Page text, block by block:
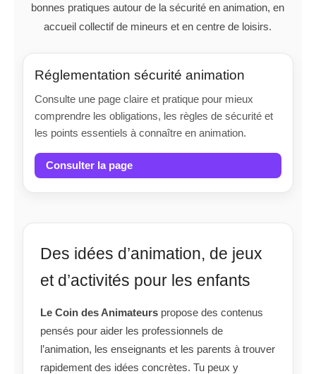
bonnes pratiques autour de la sécurité en animation, en
accueil collectif de mineurs et en centre de loisirs.
Réglementation sécurité animation
Consulte une page claire et pratique pour mieux
comprendre les obligations, les règles de sécurité et
les points essentiels à connaître en animation.
Consulter la page
Des idées d’animation, de jeux
et d’activités pour les enfants
Le Coin des Animateurs propose des contenus
pensés pour aider les professionnels de
l’animation, les enseignants et les parents à trouver
rapidement des idées concrètes. Tu peux y